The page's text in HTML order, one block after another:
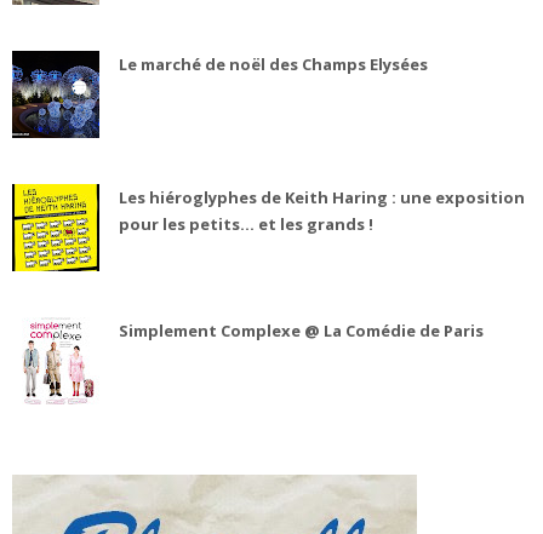
Le marché de noël des Champs Elysées
Les hiéroglyphes de Keith Haring : une exposition
pour les petits... et les grands !
Simplement Complexe @ La Comédie de Paris